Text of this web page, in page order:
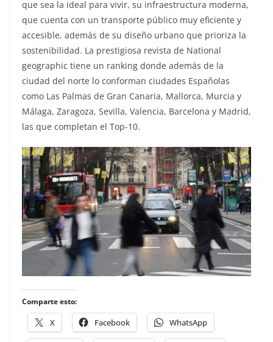
que sea la ideal para vivir, su infraestructura moderna,
que cuenta con un transporte público muy eficiente y
accesible, además de su diseño urbano que prioriza la
sostenibilidad. La prestigiosa revista de National
geographic tiene un ranking donde además de la
ciudad del norte lo conforman ciudades Españolas
como Las Palmas de Gran Canaria, Mallorca, Murcia y
Málaga, Zaragoza, Sevilla, Valencia, Barcelona y Madrid,
las que completan el Top-10.
Comparte esto:
X Facebook WhatsApp